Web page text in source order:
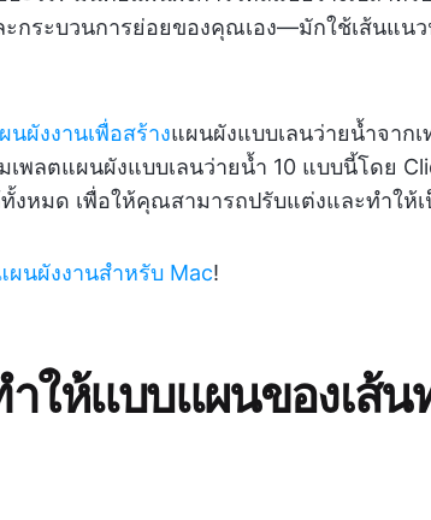
ะกระบวนการย่อยของคุณเอง—มักใช้เส้นแน
ผังงานเพื่อสร้างแผนผังแบบเลนว่ายน้ำจาก
เพลตแผนผังแบบเลนว่ายน้ำ 10 แบบนี้โดย
งหมด เพื่อให้คุณสามารถปรับแต่งและทำให้
นผังงานสำหรับ Mac!
ให้แบบแผนของเส้น